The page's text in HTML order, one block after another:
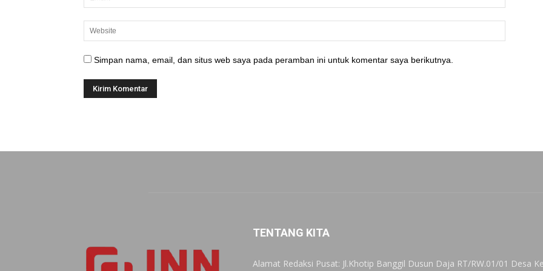
Simpan nama, email, dan situs web saya pada peramban ini untuk komentar saya berikutnya.
TENTANG KITA
Alamat Redaksi Pusat: Jl.Khotip Banggil Dusun Daja RT/RW.01/01 Desa